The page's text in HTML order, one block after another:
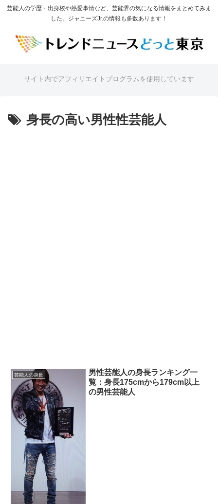
芸能人の学歴・出身校や熱愛事情など、芸能界の気になる情報をまとめてみま
した。ジャニーズJr.の情報も多数あります！
サイト内でアフィリエイトプログラムを使用しています
身長の高い男性性芸能人
芸能人の身長
男性芸能人の身長ランキング一
覧：身長175cmから179cm以上
の男性芸能人